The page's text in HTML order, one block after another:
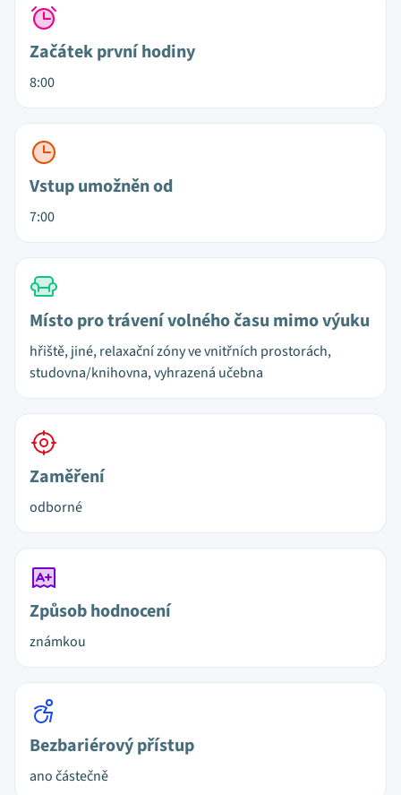
Začátek první hodiny
8:00
Vstup umožněn od
7:00
Místo pro trávení volného času mimo výuku
hřiště, jiné, relaxační zóny ve vnitřních prostorách,
studovna/knihovna, vyhrazená učebna
Zaměření
odborné
Způsob hodnocení
známkou
Bezbariérový přístup
ano částečně